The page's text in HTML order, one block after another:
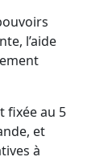
l’aide
fixée au 5
et
à